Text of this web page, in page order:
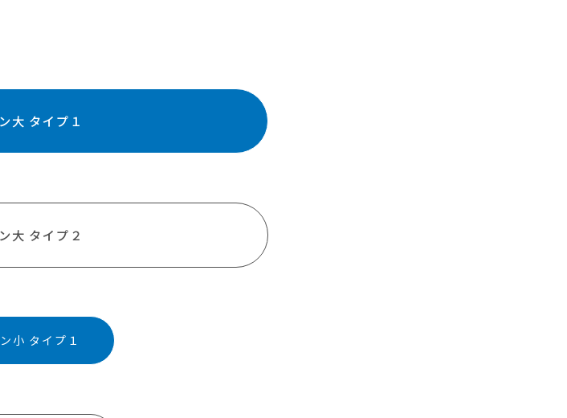
大 タイプ１
大 タイプ２
小 タイプ１